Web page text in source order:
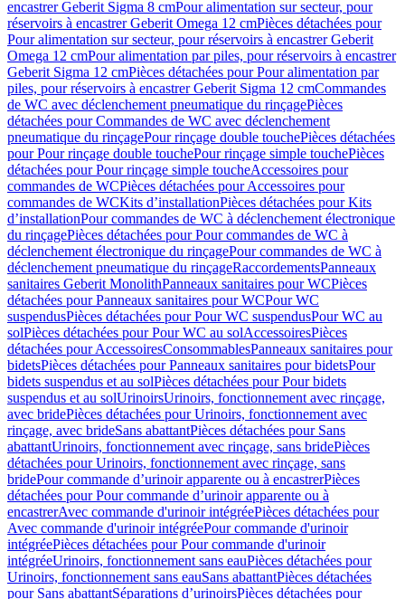
encastrer Geberit Sigma 8 cmPour alimentation sur secteur, pour
réservoirs à encastrer Geberit Omega 12 cmPièces détachées pour
Pour alimentation sur secteur, pour réservoirs à encastrer Geberit
Omega 12 cmPour alimentation par piles, pour réservoirs à encastrer
Geberit Sigma 12 cmPièces détachées pour Pour alimentation par
piles, pour réservoirs à encastrer Geberit Sigma 12 cmCommandes
de WC avec déclenchement pneumatique du rinçagePièces
détachées pour Commandes de WC avec déclenchement
pneumatique du rinçagePour rinçage double touchePièces détachées
pour Pour rinçage double touchePour rinçage simple touchePièces
détachées pour Pour rinçage simple toucheAccessoires pour
commandes de WCPièces détachées pour Accessoires pour
commandes de WCKits d’installationPièces détachées pour Kits
d’installationPour commandes de WC à déclenchement électronique
du rinçagePièces détachées pour Pour commandes de WC à
déclenchement électronique du rinçagePour commandes de WC à
déclenchement pneumatique du rinçageRaccordementsPanneaux
sanitaires Geberit MonolithPanneaux sanitaires pour WCPièces
détachées pour Panneaux sanitaires pour WCPour WC
suspendusPièces détachées pour Pour WC suspendusPour WC au
solPièces détachées pour Pour WC au solAccessoiresPièces
détachées pour AccessoiresConsommablesPanneaux sanitaires pour
bidetsPièces détachées pour Panneaux sanitaires pour bidetsPour
bidets suspendus et au solPièces détachées pour Pour bidets
suspendus et au solUrinoirsUrinoirs, fonctionnement avec rinçage,
avec bridePièces détachées pour Urinoirs, fonctionnement avec
rinçage, avec brideSans abattantPièces détachées pour Sans
abattantUrinoirs, fonctionnement avec rinçage, sans bridePièces
détachées pour Urinoirs, fonctionnement avec rinçage, sans
bridePour commande d’urinoir apparente ou à encastrerPièces
détachées pour Pour commande d’urinoir apparente ou à
encastrerAvec commande d'urinoir intégréePièces détachées pour
Avec commande d'urinoir intégréePour commande d'urinoir
intégréePièces détachées pour Pour commande d'urinoir
intégréeUrinoirs, fonctionnement sans eauPièces détachées pour
Urinoirs, fonctionnement sans eauSans abattantPièces détachées
pour Sans abattantSéparations d’urinoirsPièces détachées pour